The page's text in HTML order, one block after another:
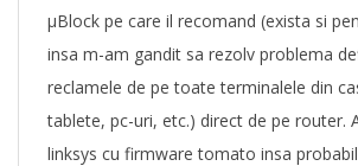
µBlock pe care il recomand (exista si
insa m-am gandit sa rezolv problema
reclamele de pe toate terminalele din
tablete, pc-uri, etc.) direct de pe router.
linksys cu firmware tomato insa